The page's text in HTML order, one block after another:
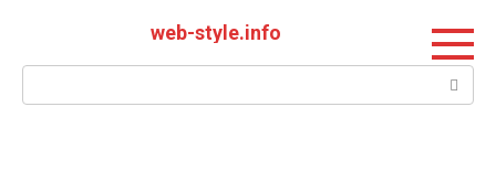
web-style.info
Поиск: